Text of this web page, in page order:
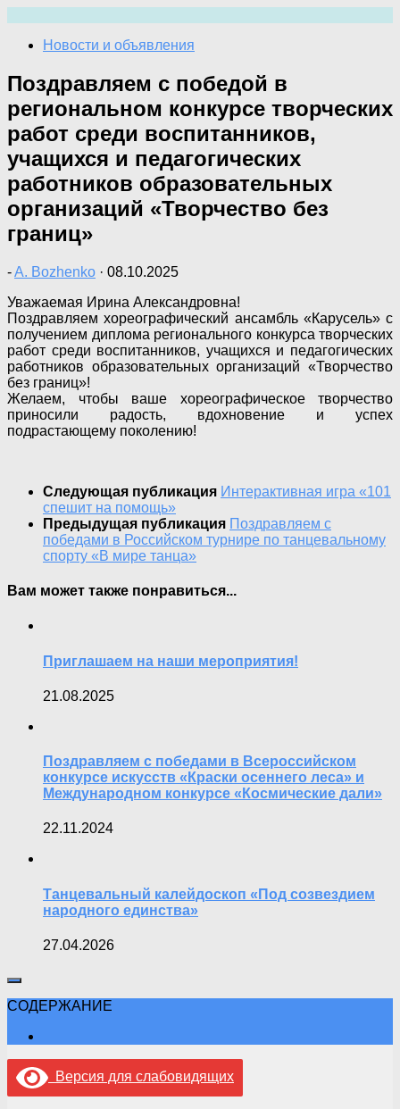
содержимому
Новости и объявления
Поздравляем с победой в
региональном конкурсе творческих
работ среди воспитанников,
учащихся и педагогических
работников образовательных
организаций «Творчество без
границ»
-A. Bozhenko · 08.10.2025
Уважаемая Ирина Александровна!
Поздравляем хореографический ансамбль «Карусель» с
получением диплома регионального конкурса творческих
работ среди воспитанников, учащихся и педагогических
работников образовательных организаций «Творчество
без границ»!
Желаем, чтобы ваше хореографическое творчество
приносили радость, вдохновение и успех
подрастающему поколению!
Следующая публикация Интерактивная игра «101
спешит на помощь»
Предыдущая публикация Поздравляем с
победами в Российском турнире по танцевальному
спорту «В мире танца»
Вам может также понравиться...
Приглашаем на наши мероприятия!
21.08.2025
Поздравляем с победами в Всероссийском
конкурсе искусств «Краски осеннего леса» и
Международном конкурсе «Космические дали»
22.11.2024
Танцевальный калейдоскоп «Под созвездием
народного единства»
27.04.2026
СОДЕРЖАНИЕ
Версия для слабовидящих